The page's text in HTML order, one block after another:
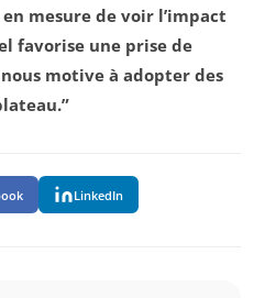
en mesure de voir l’impact
favorise une prise de
motive à adopter des
LinkedIn